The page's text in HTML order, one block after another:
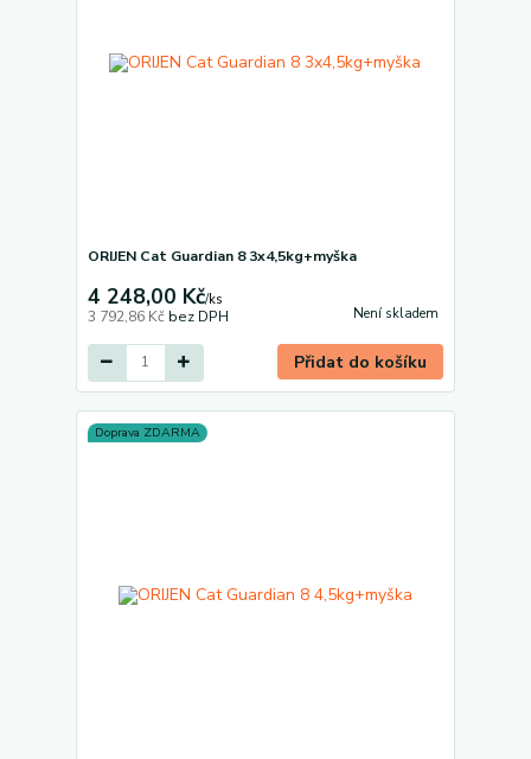
ORIJEN Cat Guardian 8 3x4,5kg+myška
4 248,00 Kč/ks
3 792,86 Kč bez DPH Není skladem
Přidat do košíku
Doprava ZDARMA